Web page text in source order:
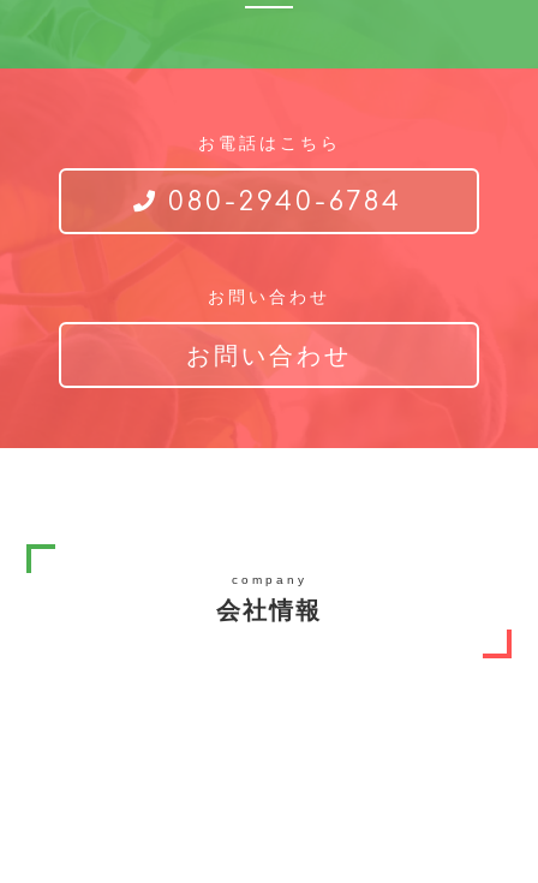
お電話はこちら
080-2940-6784
お問い合わせ
お問い合わせ
company
会社情報